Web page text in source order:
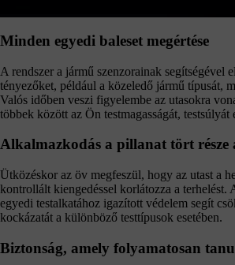
Minden egyedi baleset megértése
A rendszer a jármű szenzorainak segítségével
tényezőket, például a közeledő jármű típusát,
Valós időben veszi figyelembe az utasokra
többek között az Ön testmagasságát, testsúlyát
Alkalmazkodás a pillanat tört része
Ütközéskor az öv megfeszül, hogy az utast a
kontrollált kiengedéssel korlátozza a terhelést.
egyedi testalkatához igazított védelem segít
kockázatát a különböző testtípusok esetében.
Biztonság, amely folyamatosan